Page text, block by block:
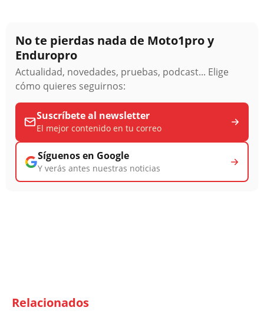
No te pierdas nada de Moto1pro y
Enduropro
Actualidad, novedades, pruebas, podcast... Elige
cómo quieres seguirnos:
Suscríbete al newsletter
El mejor contenido en tu correo
Síguenos en Google
Y verás antes nuestras noticias
Relacionados